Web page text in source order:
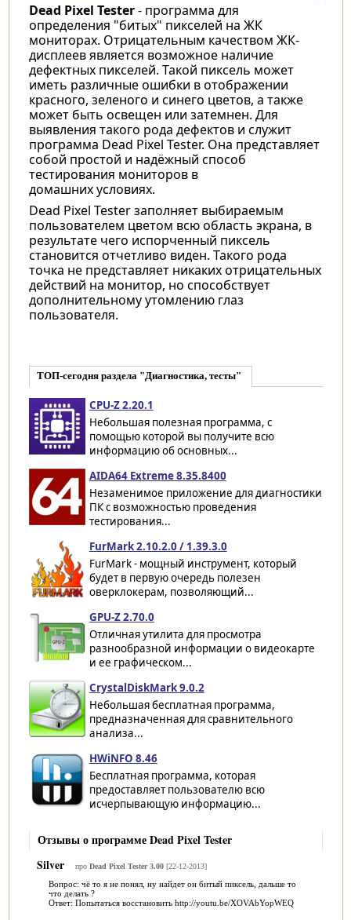
Dead Pixel Tester- программа для
определения "битых" пикселей на ЖК
мониторах. Отрицательным качеством ЖК-
дисплеев является возможное наличие
дефектных пикселей. Такой пиксель может
иметь различные ошибки в отображении
красного, зеленого и синего цветов, а также
может быть освещен или затемнен. Для
выявления такого рода дефектов и служит
программа Dead Pixel Tester. Она представляет
собой простой и надёжный способ
тестирования мониторов в
домашних условиях.
Dead Pixel Tester заполняет выбираемым
пользователем цветом всю область экрана, в
результате чего испорченный пиксель
становится отчетливо виден. Такого рода
точка не представляет никаких отрицательных
действий на монитор, но способствует
дополнительному утомлению глаз
пользователя.
ТОП-сегодня раздела "Диагностика, тесты"
CPU-Z 2.20.1
Небольшая полезная программа, с
помощью которой вы получите всю
информацию об основных...
AIDA64 Extreme 8.35.8400
Незаменимое приложение для диагностики
ПК с возможностью проведения
тестирования...
FurMark 2.10.2.0 / 1.39.3.0
FurMark - мощный инструмент, который
будет в первую очередь полезен
оверклокерам, позволяющий...
GPU-Z 2.70.0
Отличная утилита для просмотра
разнообразной информации о видеокарте
и ее графическом...
CrystalDiskMark 9.0.2
Небольшая бесплатная программа,
предназначенная для сравнительного
анализа...
HWiNFO 8.46
Бесплатная программа, которая
предоставляет пользователю всю
исчерпывающую информацию...
Отзывы о программе Dead Pixel Tester
Silver
про Dead Pixel Tester 3.00[22-12-2013]
Вопрос: чё то я не понял, ну найдет он битый пиксель, дальше то
что делать ?
Ответ: Попытаться восстановить http://youtu.be/XOVAbYopWEQ